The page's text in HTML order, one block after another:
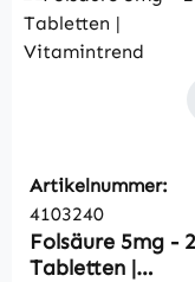
Artikelnummer:
4103240
Folsäure 5mg -
Tabletten |